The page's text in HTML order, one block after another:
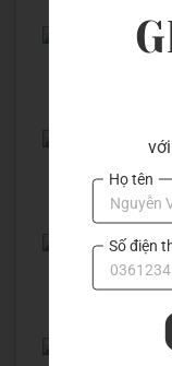
Họ tên
Số điện